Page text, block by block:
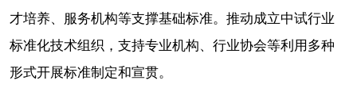
才培养、服务机构等支撑基础标准。推动成立中试行业
标准化技术组织，支持专业机构、行业协会等利用多种
形式开展标准制定和宣贯。